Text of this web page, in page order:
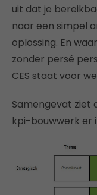
uit dat je
naar een simpel
oplossing. En
zonder persé
CES staat voor
Samengevat ziet
kpi-bouwwerk er